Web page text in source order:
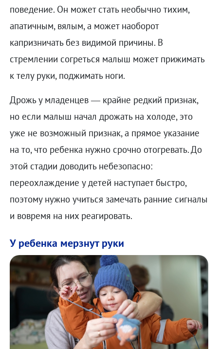
поведение. Он может стать необычно тихим,
апатичным, вялым, а может наоборот
капризничать без видимой причины. В
стремлении согреться малыш может прижимать
к телу руки, поджимать ноги.
Дрожь у младенцев — крайне редкий признак,
но если малыш начал дрожать на холоде, это
уже не возможный признак, а прямое указание
на то, что ребенка нужно срочно отогревать. До
этой стадии доводить небезопасно:
переохлаждение у детей наступает быстро,
поэтому нужно учиться замечать ранние сигналы
и вовремя на них реагировать.
У ребенка мерзнут руки